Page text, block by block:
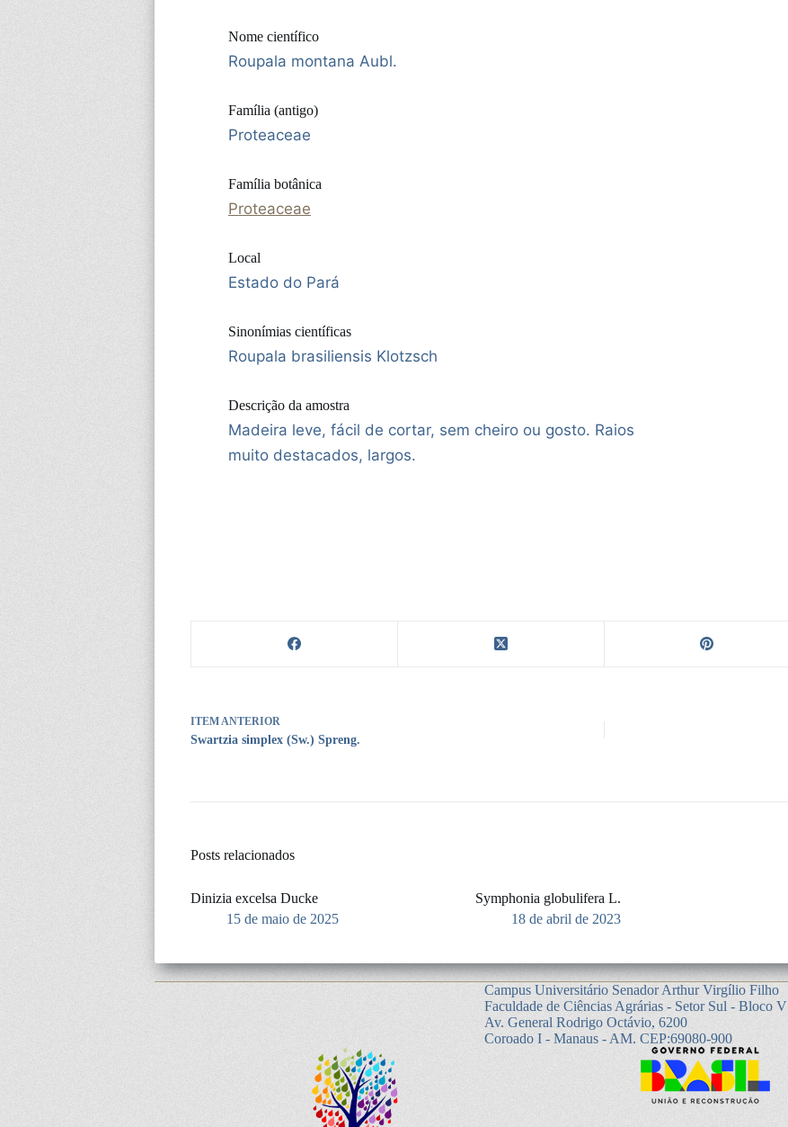
Nome científico
Roupala montana Aubl.
Família (antigo)
Proteaceae
Família botânica
Proteaceae
Local
Estado do Pará
Sinonímias científicas
Roupala brasiliensis Klotzsch
Descrição da amostra
Madeira leve, fácil de cortar, sem cheiro ou gosto. Raios
muito destacados, largos.
ITEM ANTERIOR
Swartzia simplex (Sw.) Spreng.
Posts relacionados
Dinizia excelsa Ducke
15 de maio de 2025
Symphonia globulifera L.
18 de abril de 2023
Campus Universitário Senador Arthur Virgílio Filho
Faculdade de Ciências Agrárias - Setor Sul - Bloco V
Av. General Rodrigo Octávio, 6200
Coroado I - Manaus - AM. CEP:69080-900